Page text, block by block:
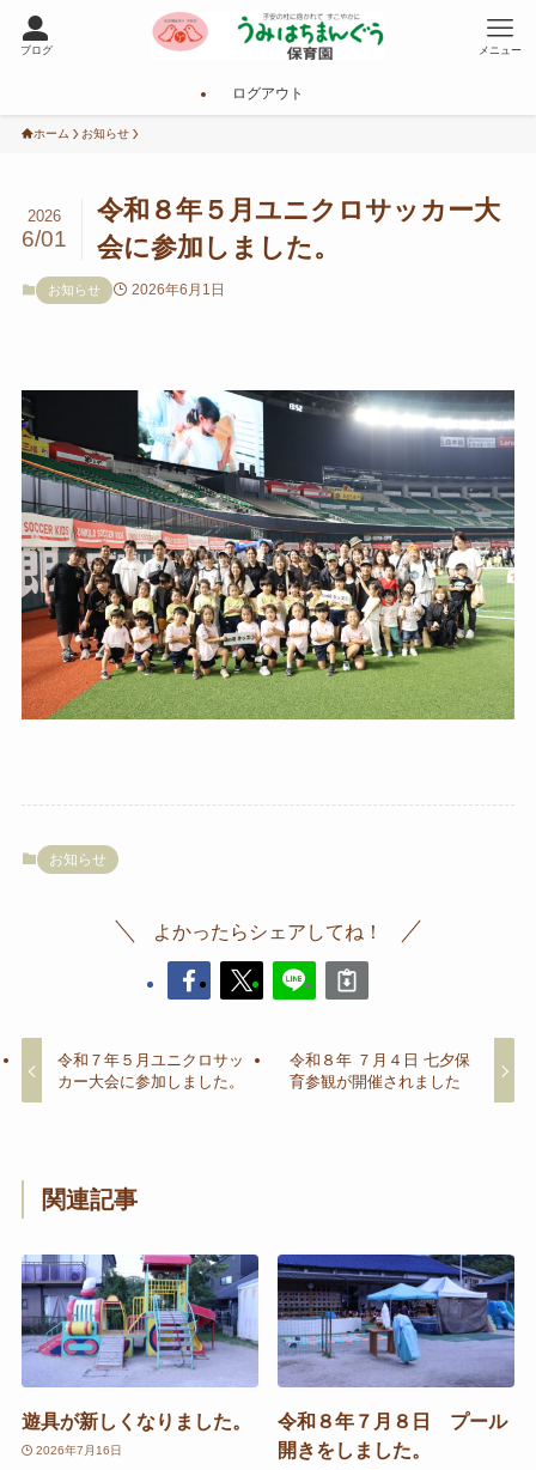
ブログ メニュー
ログアウト
ホーム お知らせ
令和８年５月ユニクロサッカー大
会に参加しました。
2026
6/01
お知らせ 2026年6月1日
お知らせ
よかったらシェアしてね！
令和７年５月ユニクロサッ
カー大会に参加しました。
令和８年 ７月４日 七夕保
育参観が開催されました
関連記事
遊具が新しくなりました。
2026年7月16日
令和８年７月８日 プール
開きをしました。